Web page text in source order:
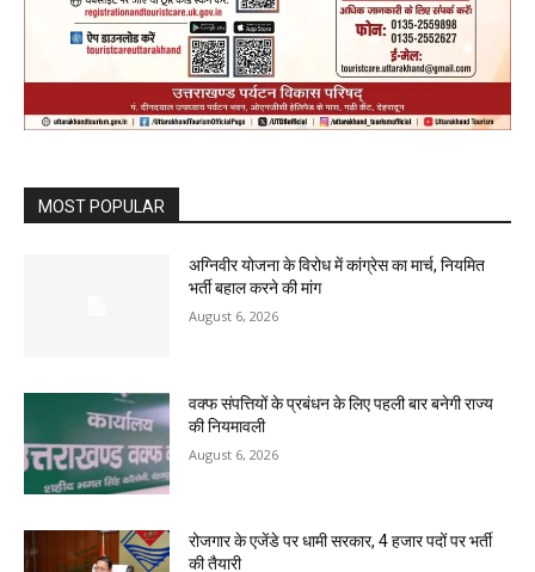
MOST POPULAR
अग्निवीर योजना के विरोध में कांग्रेस का मार्च, नियमित
भर्ती बहाल करने की मांग
August 6, 2026
वक्फ संपत्तियों के प्रबंधन के लिए पहली बार बनेगी राज्य
की नियमावली
August 6, 2026
रोजगार के एजेंडे पर धामी सरकार, 4 हजार पदों पर भर्ती
की तैयारी